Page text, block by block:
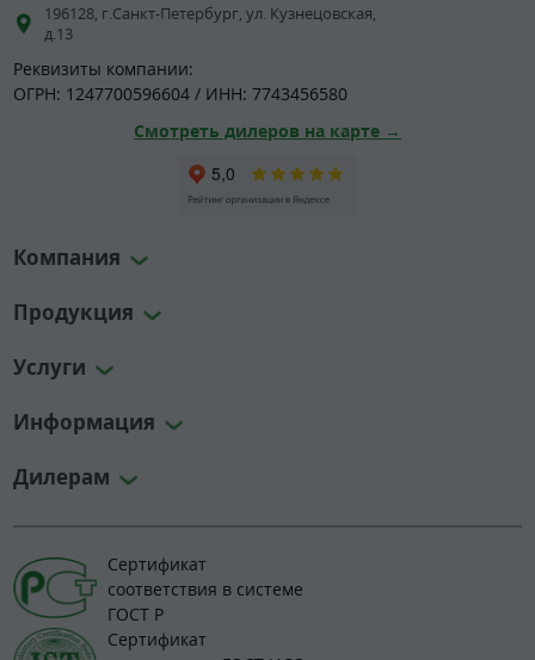
196128, г.Санкт-Петербург, ул. Кузнецовская,
д.13
Реквизиты компании:
ОГРН: 1247700596604 / ИНН: 7743456580
Смотреть дилеров на карте →
Компания
Продукция
Услуги
Информация
Дилерам
Сертификат
соответствия в системе
ГОСТ Р
Сертификат